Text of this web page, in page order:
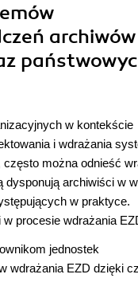
archiwów
w kontekście
i wdrażania
można odnieść
dysponują archiwiści w
w praktyce.
procesie wdrażania
jednostek
wdrażania EZD dzięki